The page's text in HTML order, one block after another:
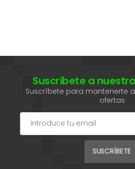
Suscríbete a
Suscríbete para mantenerte
ofertas
SUSCRÍBETE